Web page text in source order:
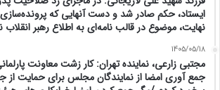
ایستاد، حکم صادر شد و دست آنهایی که
نهایت، موضوع در قالب نامه‌ای به اطلاع رهبر انقلاب
1405/05/18
مجتبی زارعی، نماینده تهران: کار زشت معاونت
جمع آوری امضا از نمایندگان مجلس برای حمایت از